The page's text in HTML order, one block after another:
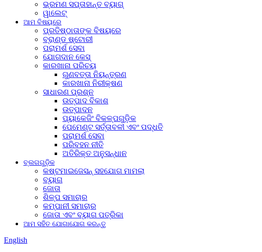
ଭ୍ରମଣ ସପ୍ତାହାନ୍ତ ବ୍ୟାଗ୍
ୱାଲେଟ୍
ଆମ ବିଷୟରେ
ପ୍ରତିଷ୍ଠାତାଙ୍କ ବିଷୟରେ
ବ୍ରାଣ୍ଡ ଷ୍ଟୋରୀ
ପରାମର୍ଶ ସେବା
ଯୋଗଦାନ କେସ୍
କାରଖାନା ପରିଚୟ
ଗୁଣବତ୍ତା ନିୟନ୍ତ୍ରଣ
କାରଖାନା ନିରୀକ୍ଷଣ
ସାଧାରଣ ପ୍ରଶ୍ନ
ଉତ୍ପାଦ ବିକାଶ
ଉତ୍ପାଦନ
ପ୍ୟାକେଜିଂ ବିକଳ୍ପଗୁଡ଼ିକ
ପେମେଣ୍ଟ ସର୍ତ୍ତାବଳୀ ଏବଂ ପଦ୍ଧତି
ପରାମର୍ଶ ସେବା
ପରିବହନ ନୀତି
ଅତିରିକ୍ତ ଅନୁସନ୍ଧାନ
ବ୍ଲଗଗୁଡ଼ିକ
କଷ୍ଟମାଇଜେସନ୍ ସହଯୋଗ ମାମଲା
ବ୍ୟାଗ
ଜୋତା
ଶିଳ୍ପ ସମାଚାର
କମ୍ପାନୀ ସମାଚାର
ଜୋତା ଏବଂ ବ୍ୟାଗ ପତ୍ରିକା
ଆମ ସହିତ ଯୋଗାଯୋଗ କରନ୍ତୁ
English